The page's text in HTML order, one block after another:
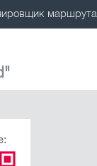
маршрута